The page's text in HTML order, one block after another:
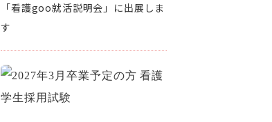
「看護goo就活説明会」に出展しま
す